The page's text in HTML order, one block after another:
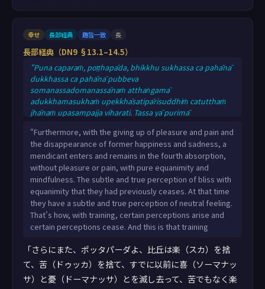
幸せ 長部経典 趣旨一致 長
長部経典（DN9 §13.1–14.5）
“Puna caparaṁ, poṭṭhapāda, bhikkhu sukhassa ca pahānā
dukkhassa ca pahānā pubbeva
somanassadomanassānaṁ atthaṅgamā
adukkhamasukhaṁ upekkhāsatipārisuddhiṁ catutthaṁ
jhānaṁ upasampajja viharati. Tassa yā purimā
Adukkhamasukhasukhumasaccasaññā tasmiṁ samaye
hoti, adukkhamasukhasukhumasaccasaññīyeva tasmiṁ
samaye hoti. Evampi sikkhā ekā saññā uppajjati, sikkhā
ekā saññā nirujjhati. Ayampi sikkhā”ti bhagavā avoca.
“Puna caparaṁ, poṭṭhapāda, bhikkhu sabbas
“Furthermore, with the giving up of pleasure and pain and
the disappearance of former happiness and sadness, a
mendicant enters and remains in the fourth absorption,
without pleasure or pain, with pure equanimity and
mindfulness. The subtle and true perception of bliss with
equanimity that they had previously ceases. At that time
they have a subtle and true perception of neutral feeling.
That’s how, with training, certain perceptions arise and
certain perceptions cease. And this is that training
「さらにまた、ポッタパーダよ、比丘は楽（スカ）を捨
て、苦（ドゥッカ）を捨て、すでに以前に喜（ソーマナッ
サ）と憂（ドーマナッサ）とを滅し去って、苦でもなく楽